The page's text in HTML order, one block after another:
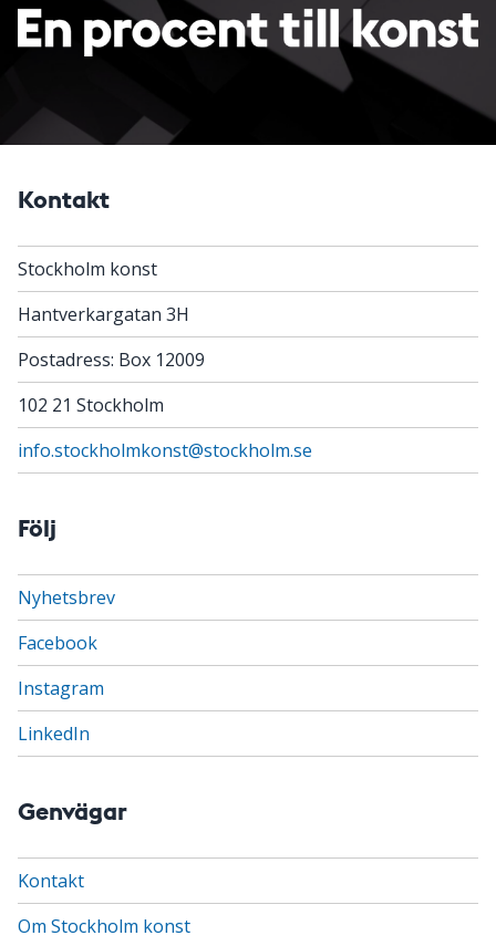
Kontakt
Stockholm konst
Hantverkargatan 3H
Postadress: Box 12009
102 21 Stockholm
info.stockholmkonst@stockholm.se
Följ
Nyhetsbrev
Facebook
Instagram
LinkedIn
Genvägar
Kontakt
Om Stockholm konst